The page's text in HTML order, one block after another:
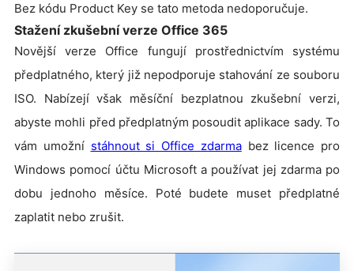
Bez kódu Product Key se tato metoda nedoporučuje.
Stažení zkušební verze Office 365
Novější verze Office fungují prostřednictvím systému
předplatného, který již nepodporuje stahování ze souboru
ISO. Nabízejí však měsíční bezplatnou zkušební verzi,
abyste mohli před předplatným posoudit aplikace sady. To
vám umožní stáhnout si Office zdarmabez licence pro
Windows pomocí účtu Microsoft a používat jej zdarma po
dobu jednoho měsíce. Poté budete muset předplatné
zaplatit nebo zrušit.